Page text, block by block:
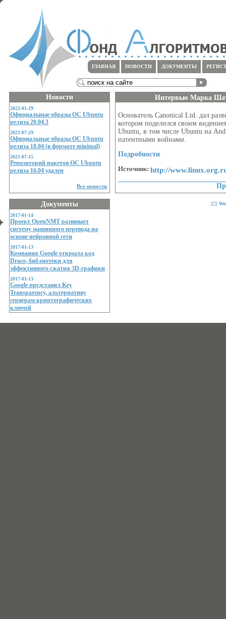
ДОКУМЕНТЫ
НОВОСТИ
ГЛАВНАЯ
Новости
2022-01-29
Официальные образы ОС Ubuntu
релиза 20.04.3
2021-07-29
Официальные образы ОС Ubuntu
релиза 18.04 (в формате minimal)
2021-07-15
Репозиторий пакетов ОС Ubuntu
релиза 16.04 удален
Все новости
Документы
2017-01-14
Проект OpenNMT развивает
систему машинного перевода на
основе нейронной сети
2017-01-13
Компания Google открыла код
Draco, библиотеки для
эффективного сжатия 3D-графики
2017-01-13
Google представил Key
Transparency, альтернативу
серверам криптографических
ключей
Интервью Марка
Основатель Canonical Ltd. дал
котором поделился своим
Ubuntu, в том числе Ubuntu на
патентными войнами.
Подробности
Источник: http://